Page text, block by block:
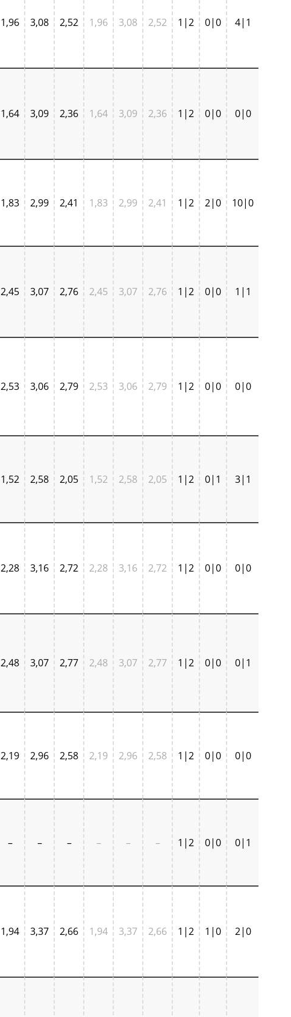
1,96 3,08 2,52 1,96 3,08 2,52 1|2 0|0 4|1
1,64 3,09 2,36 1,64 3,09 2,36 1|2 0|0 0|0
1,83 2,99 2,41 1,83 2,99 2,41 1|2 2|0 10|0
2,45 3,07 2,76 2,45 3,07 2,76 1|2 0|0 1|1
2,53 3,06 2,79 2,53 3,06 2,79 1|2 0|0 0|0
1,52 2,58 2,05 1,52 2,58 2,05 1|2 0|1 3|1
2,28 3,16 2,72 2,28 3,16 2,72 1|2 0|0 0|0
2,48 3,07 2,77 2,48 3,07 2,77 1|2 0|0 0|1
2,19 2,96 2,58 2,19 2,96 2,58 1|2 0|0 0|0
– – – – – – 1|2 0|0 0|1
1,94 3,37 2,66 1,94 3,37 2,66 1|2 1|0 2|0